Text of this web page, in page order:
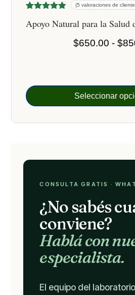
con4.80
de 5 en
(5 valoraciones de
Apoyo Natural para la Salud
$650.00 - $
Seleccionar
CONSULTA GRATIS ·
¿No sabés
conviene?
Hablá con
especialista.
El equipo del